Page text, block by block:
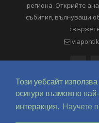
Този уебсайт
осигури възможно
интеракция.
Научете
региона. Открийте
събития, вълнуващи